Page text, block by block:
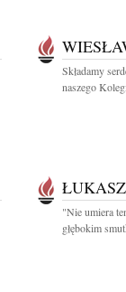
Składamy
naszego
"Nie umiera
głębokim